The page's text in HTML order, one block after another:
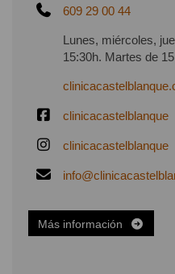
609 29 00 44
Lunes, miércoles,
15:30h. Martes de
clinicacastelblanque
clinicacastelblanque
Más información